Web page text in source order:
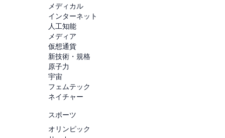
メディカル
インターネット
人工知能
メディア
仮想通貨
新技術・規格
原子力
宇宙
フェムテック
ネイチャー
スポーツ
オリンピック